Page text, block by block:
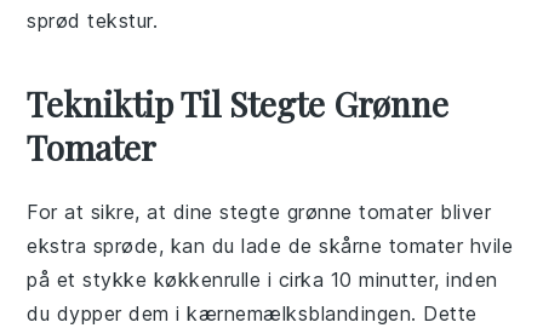
sprød tekstur.
Tekniktip Til Stegte Grønne
Tomater
For at sikre, at dinestegte grønne tomater bliver
ekstra sprøde, kan du lade deskårne tomater hvile
på et stykke køkkenrulle i cirka 10 minutter, inden
du dypper dem ikærnemælksblandingen. Dette